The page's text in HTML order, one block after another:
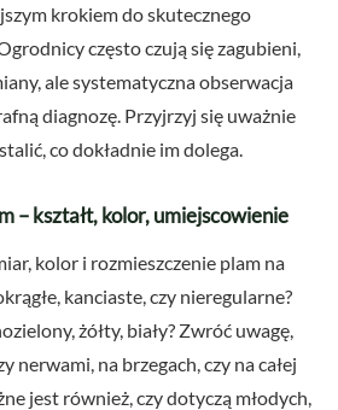
krokiem do skutecznego
często czują się zagubieni,
ale systematyczna obserwacja
diagnozę. Przyjrzyj się uważnie
co dokładnie im dolega.
– kształt, kolor, umiejscowienie
kolor i rozmieszczenie plam na
kanciaste, czy nieregularne?
żółty, biały? Zwróć uwagę,
nerwami, na brzegach, czy na całej
jest również, czy dotyczą młodych,